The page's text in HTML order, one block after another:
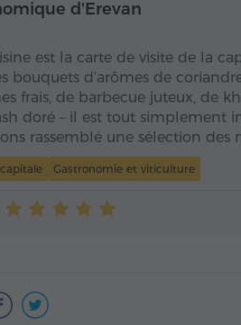
d'Erevan
est la carte de visite de la
bouquets d'arômes de
frais, de barbecue juteux, de
doré – il est tout simplement
rassemblé une sélection des
Gastronomie et viticulture